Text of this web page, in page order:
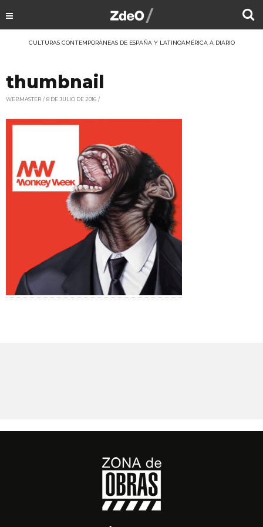
CULTURAS CONTEMPORÁNEAS DE ESPAÑA Y LATINOAMÉRICA A DIARIO
thumbnail
WEBMASTER 8 DE JULIO DE 2016